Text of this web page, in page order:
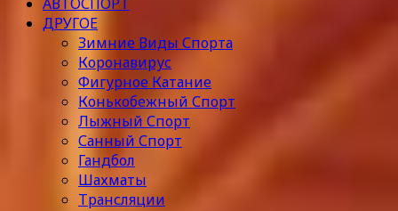
ДРУГОЕ
Зимние Виды Спорта
Коронавирус
Фигурное Катание
Конькобежный Спорт
Лыжный Спорт
Санный Спорт
Гандбол
Шахматы
Трансляции